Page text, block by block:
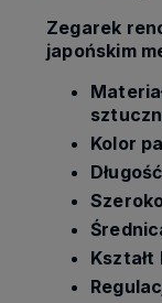
Zegarek
japońskim
Kolor
Kształt